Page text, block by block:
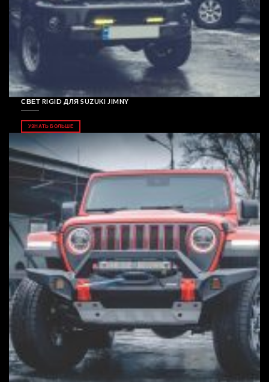
СВЕТ RIGID ДЛЯ SUZUKI JIMNY
УЗНАТЬ БОЛЬШЕ